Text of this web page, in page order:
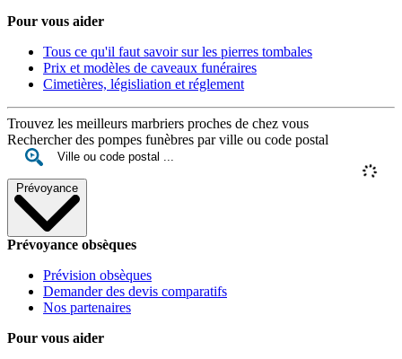
Pour vous aider
Tous ce qu'il faut savoir sur les pierres tombales
Prix et modèles de caveaux funéraires
Cimetières, législiation et réglement
Trouvez les meilleurs marbriers proches de chez vous
Rechercher des pompes funèbres par ville ou code postal
Prévoyance
Prévoyance obsèques
Prévision obsèques
Demander des devis comparatifs
Nos partenaires
Pour vous aider